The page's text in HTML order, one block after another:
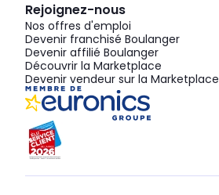
Rejoignez-nous
Nos offres d'emploi
Devenir franchisé Boulanger
Devenir affilié Boulanger
Découvrir la Marketplace
Devenir vendeur sur la Marketplace